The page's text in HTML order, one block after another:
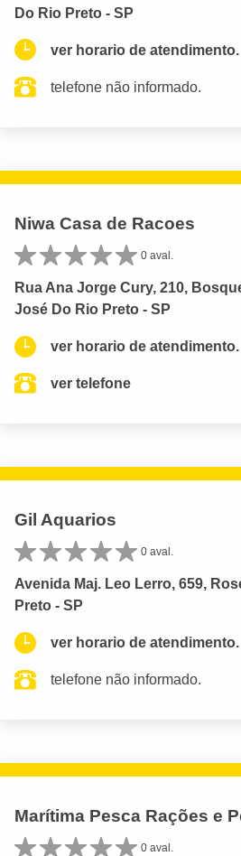
Do Rio Preto - SP
ver horario de atendimento.
telefone não informado.
Niwa Casa de Racoes
0 aval.
Rua Ana Jorge Cury, 210,
José Do Rio Preto - SP
ver horario de atendimento.
ver telefone
Gil Aquarios
0 aval.
Avenida Maj. Leo Lerro, 659,
Preto - SP
ver horario de atendimento.
telefone não informado.
Marítima Pesca Rações e
0 aval.